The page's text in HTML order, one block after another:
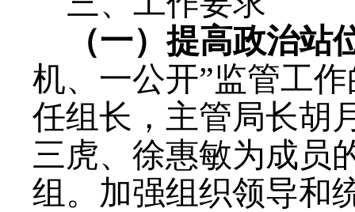
（一）提高政治
机、一公开”监管工
任组长，主管局长胡
三虎、徐惠敏为成员
组。 加强组织领导和